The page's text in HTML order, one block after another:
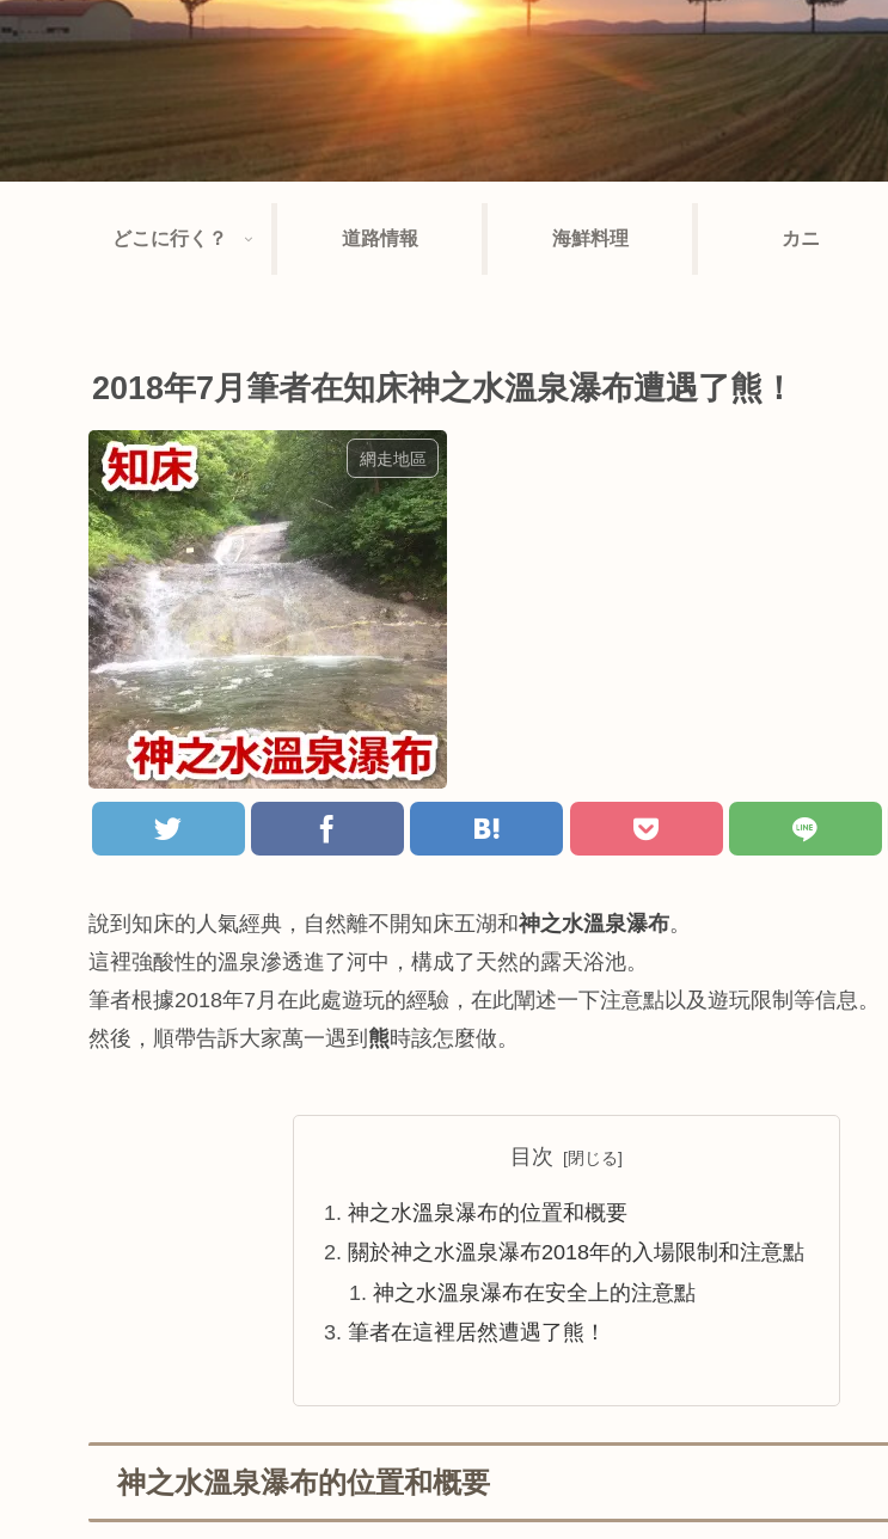
どこに行く？ 道路情報 海鮮料理 カニ
2018年7月筆者在知床神之水溫泉瀑布遭遇了熊！
網走地區
說到知床的人氣經典，自然離不開知床五湖和神之水溫泉瀑布。
這裡強酸性的溫泉滲透進了河中，構成了天然的露天浴池。
筆者根據2018年7月在此處遊玩的經驗，在此闡述一下注意點以及遊玩限制等信息。
然後，順帶告訴大家萬一遇到 熊時該怎麼做。
目次
神之水溫泉瀑布的位置和概要
關於神之水溫泉瀑布2018年的入場限制和注意點
神之水溫泉瀑布在安全上的注意點
筆者在這裡居然遭遇了熊！
神之水溫泉瀑布的位置和概要